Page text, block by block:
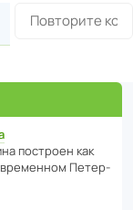
пост­роен как
Пете­р­